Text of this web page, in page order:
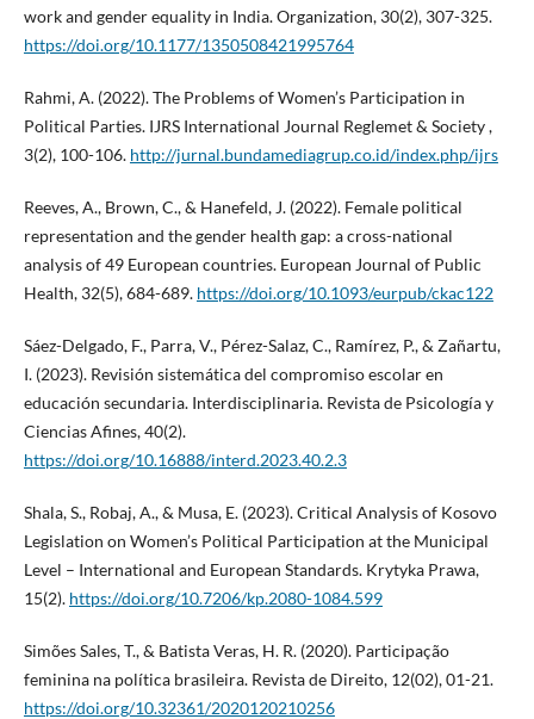
work and gender equality in India. Organization, 30(2), 307-325.
https://doi.org/10.1177/1350508421995764
Rahmi, A. (2022). The Problems of Women’s Participation in
Political Parties. IJRS International Journal Reglemet & Society ,
3(2), 100-106. http://jurnal.bundamediagrup.co.id/index.php/ijrs
Reeves, A., Brown, C., & Hanefeld, J. (2022). Female political
representation and the gender health gap: a cross-national
analysis of 49 European countries. European Journal of Public
Health, 32(5), 684-689. https://doi.org/10.1093/eurpub/ckac122
Sáez-Delgado, F., Parra, V., Pérez-Salaz, C., Ramírez, P., & Zañartu,
I. (2023). Revisión sistemática del compromiso escolar en
educación secundaria. Interdisciplinaria. Revista de Psicología y
Ciencias Afines, 40(2).
https://doi.org/10.16888/interd.2023.40.2.3
Shala, S., Robaj, A., & Musa, E. (2023). Critical Analysis of Kosovo
Legislation on Women’s Political Participation at the Municipal
Level – International and European Standards. Krytyka Prawa,
15(2). https://doi.org/10.7206/kp.2080-1084.599
Simões Sales, T., & Batista Veras, H. R. (2020). Participação
feminina na política brasileira. Revista de Direito, 12(02), 01-21.
https://doi.org/10.32361/2020120210256